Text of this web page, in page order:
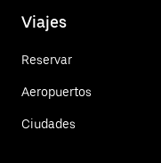
Viajes
Reservar
Aeropuertos
Ciudades